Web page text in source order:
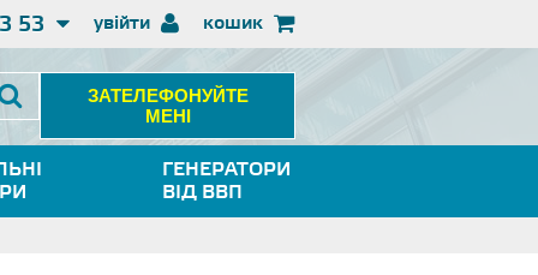
увійти
53 кошик
ЗАТЕЛЕФОНУЙТЕ
МЕНІ
ГЕНЕРАТОРИ
ВІД ВВП